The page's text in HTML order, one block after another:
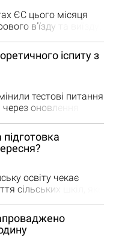
ЄС цього місяця
вʼїзду та виїзду.
би спростити
Утім, низка ЗМІ у
про черги на
вʼїзд…
іспиту з
тестові питання
оновлення
повідомило у
має 20 тестових
для того, щоб
тесту
освіту чекає
сільських шкіл, які
обов'язкову базову
про всі
моніторингу
фінансування